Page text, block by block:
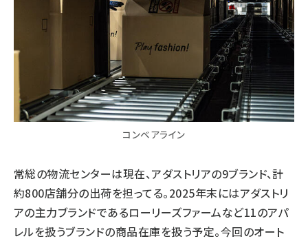
コンベアライン
常総の物流センターは現在、アダストリアの9ブランド、計
約800店舗分の出荷を担ってる。2025年末にはアダストリ
アの主力ブランドであるローリーズファームなど11のアパ
レルを扱うブランドの商品在庫を扱う予定。今回のオート